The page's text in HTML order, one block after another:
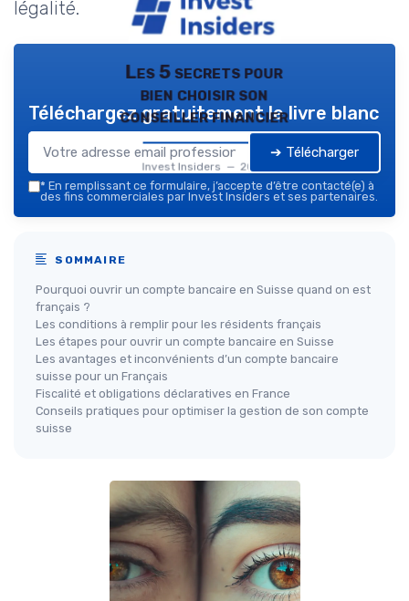
légalité.
Les 5 secrets pour
bien choisir son
conseiller financier
Invest Insiders — 2026
Téléchargez gratuitement le livre blanc
➔ Télécharger
* En remplissant ce formulaire, j’accepte d’être contacté(e) à
des fins commerciales par Invest Insiders et ses partenaires.
SOMMAIRE
Pourquoi ouvrir un compte bancaire en Suisse quand on est
français ?
Les conditions à remplir pour les résidents français
Les étapes pour ouvrir un compte bancaire en Suisse
Les avantages et inconvénients d’un compte bancaire
suisse pour un Français
Fiscalité et obligations déclaratives en France
Conseils pratiques pour optimiser la gestion de son compte
suisse